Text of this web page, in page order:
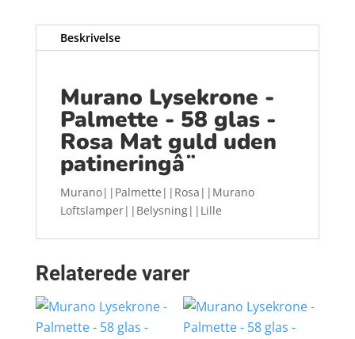
Beskrivelse
Murano Lysekrone -
Palmette - 58 glas -
Rosa Mat guld uden
patineringâ¨
Murano||Palmette||Rosa||Murano
Loftslamper||Belysning||Lille
Relaterede varer